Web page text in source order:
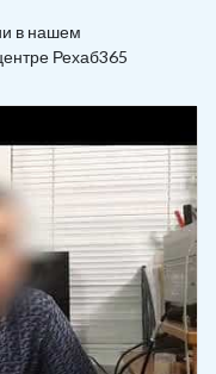
в нашем
Рехаб365